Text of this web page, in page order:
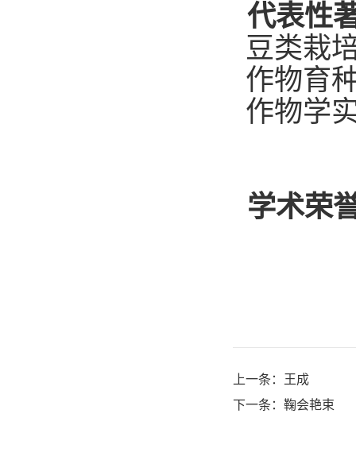
代表性
豆类栽
作物育
作物学
学术荣
上一条：
王成
下一条： 鞠会艳束